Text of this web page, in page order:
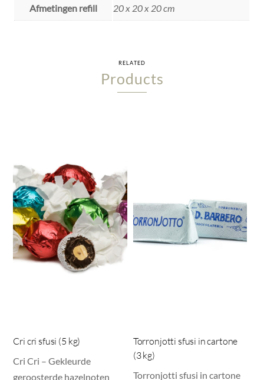
Afmetingen refill 20 x 20 x 20 cm
RELATED
Products
Cri cri sfusi (5 kg)
Cri Cri – Gekleurde
geroosterde hazelnoten
Torronjotti sfusi in cartone
(3 kg)
Torronjotti sfusi in cartone